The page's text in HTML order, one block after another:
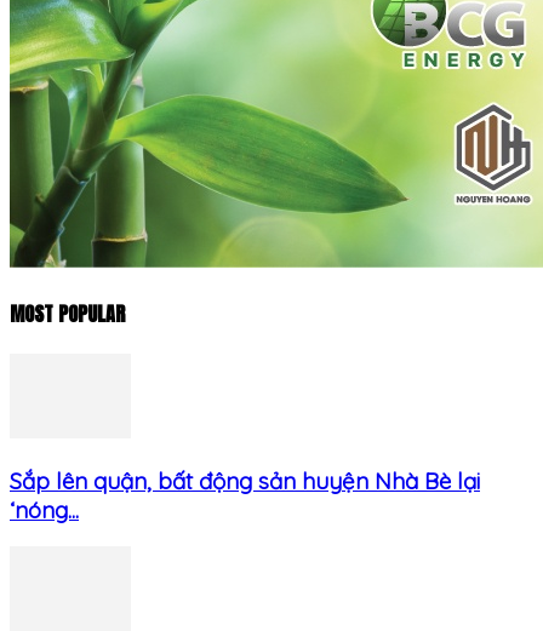
MOST POPULAR
Sắp lên quận, bất động sản huyện Nhà Bè lại
‘nóng...